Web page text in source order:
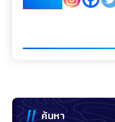
ค้นหา